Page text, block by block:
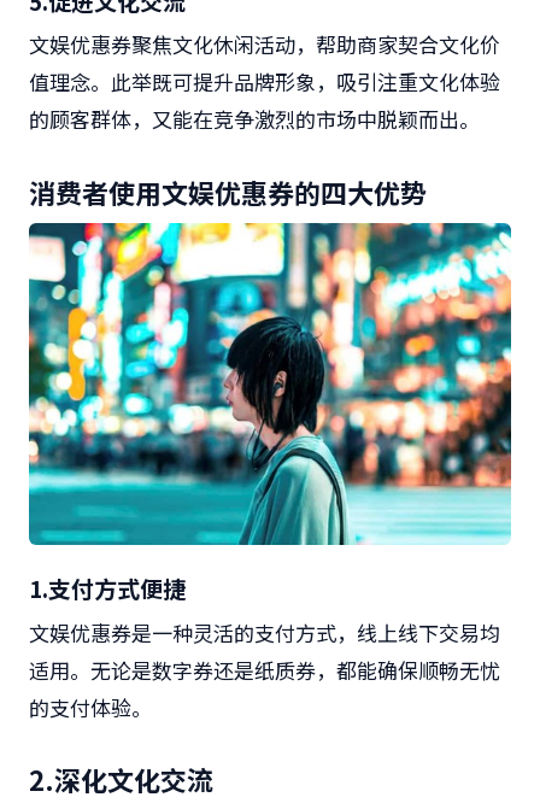
文娱优惠券聚焦文化休闲活动，帮助商家契合文化价
值理念。此举既可提升品牌形象，吸引注重文化体验
的顾客群体，又能在竞争激烈的市场中脱颖而出。
消费者使用文娱优惠券的四大优势
1.支付方式便捷
文娱优惠券是一种灵活的支付方式，线上线下交易均
适用。无论是数字券还是纸质券，都能确保顺畅无忧
的支付体验。
2.深化文化交流